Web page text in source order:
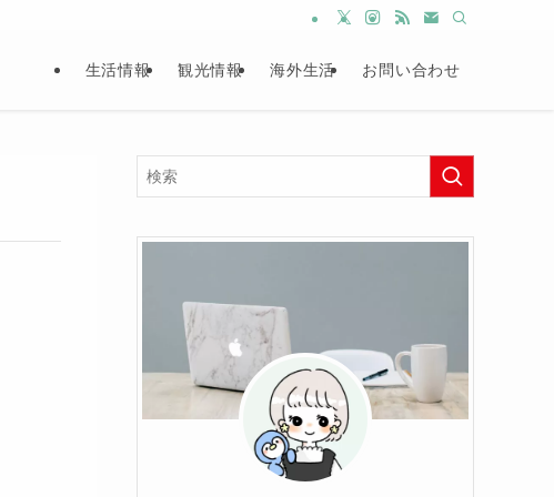
生活情報 観光情報 海外生活 お問い合わせ